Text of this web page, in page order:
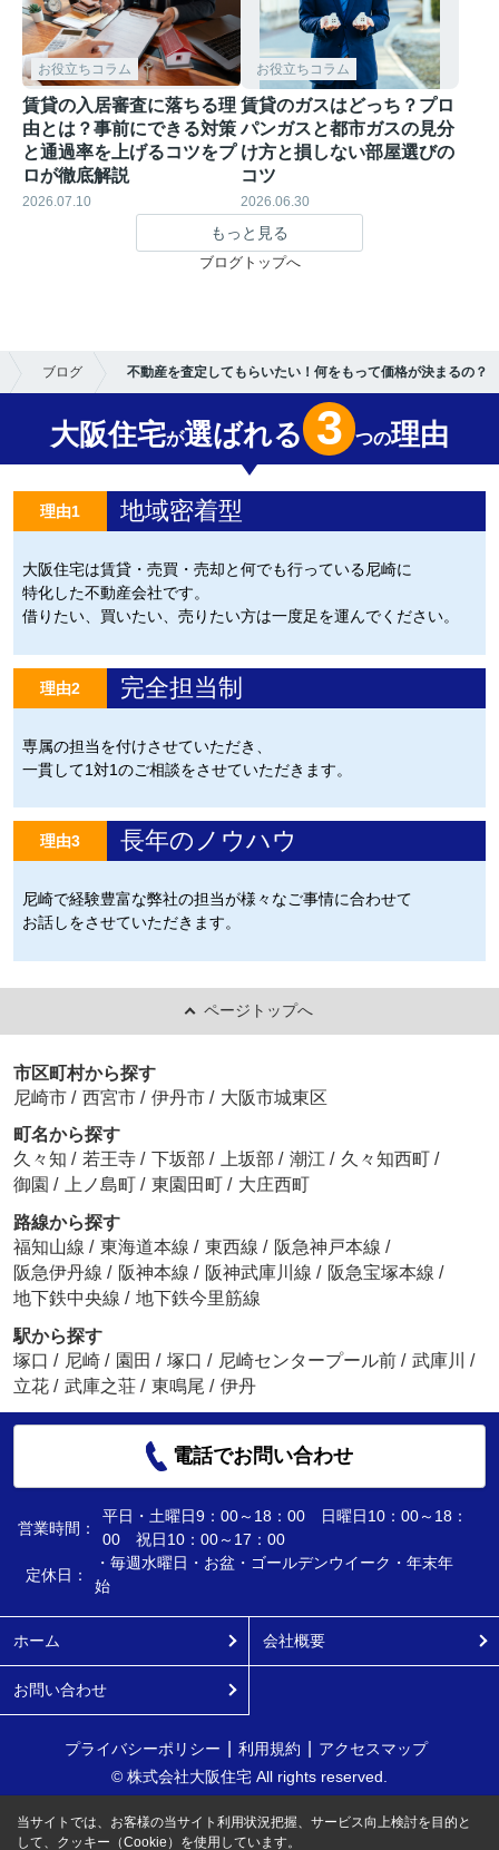
お役立ちコラム
賃貸の入居審査に落ちる理
由とは？事前にできる対策
と通過率を上げるコツをプ
ロが徹底解説
2026.07.10
お役立ちコラム
賃貸のガスはどっち？プロ
パンガスと都市ガスの見分
け方と損しない部屋選びの
コツ
2026.06.30
もっと見る
ブログトップへ
ブログ 不動産を査定してもらいたい！何をもって価格が決まるの？
大阪住宅が選ばれる 3 つの理由
理由1 地域密着型
大阪住宅は賃貸・売買・売却と何でも行っている尼崎に
特化した不動産会社です。
借りたい、買いたい、売りたい方は一度足を運んでください。
理由2 完全担当制
専属の担当を付けさせていただき、
一貫して1対1のご相談をさせていただきます。
理由3 長年のノウハウ
尼崎で経験豊富な弊社の担当が様々なご事情に合わせて
お話しをさせていただきます。
ページトップへ
市区町村から探す
尼崎市 / 西宮市 / 伊丹市 / 大阪市城東区
町名から探す
久々知 / 若王寺 / 下坂部 / 上坂部 / 潮江 / 久々知西町
/
御園 / 上ノ島町 / 東園田町 / 大庄西町
路線から探す
福知山線 / 東海道本線 / 東西線 / 阪急神戸本線 /
阪急伊丹線 / 阪神本線 / 阪神武庫川線 / 阪急宝塚本線 /
地下鉄中央線 / 地下鉄今里筋線
駅から探す
塚口 / 尼崎 / 園田 / 塚口 / 尼崎センタープール前 / 武庫川
/
立花 / 武庫之荘 / 東鳴尾 / 伊丹
電話でお問い合わせ
営業時間：
平日・土曜日9：00～18：00 日曜日10：00～18：
00 祝日10：00～17：00
定休日：
・毎週水曜日・お盆・ゴールデンウイーク・年末年
始
ホーム 会社概要
お問い合わせ
プライバシーポリシー 利用規約
アクセスマップ
© 株式会社大阪住宅 All rights reserved.
当サイトでは、お客様の当サイト利用状況把握、サービス向上検討を目的と
して、クッキー（Cookie）を使用しています。